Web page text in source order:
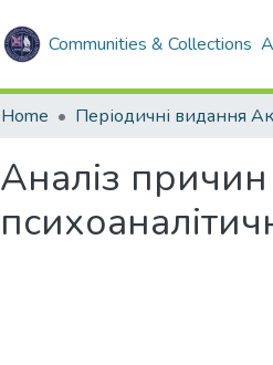
Communities & Collections
Home
Аналіз причин